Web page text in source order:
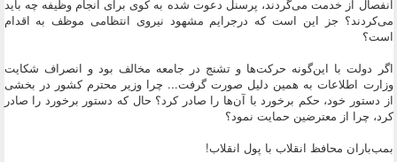
انفصال از خدمت می‌گردند، پرسنل دعوت شده به کوی برای انجام وظیفه چه باید
می‌کردند؟ جز این است که درجرایم مشهود نیروی انتظامی موظف به اقدام
است؟
اگر دولت با این‌گونه حرکت‌ها و تشنج در جامعه مخالف بود و انصراف شکایت
وزارت اطلاعات به همین دلیل صورت گرفت... چرا وزیر محترم کشور در بخشی
از دستور خود، حکم برخورد با آن‌ها را صادر کرد؟ حال که دستور برخورد را صادر
کرد، چرا از معترضین حمایت نمود؟
بمب‌باران محافظ انقلاب با پول انقلاب!